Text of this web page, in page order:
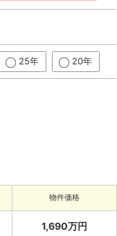
25年 20年
物件価格
1,690万円